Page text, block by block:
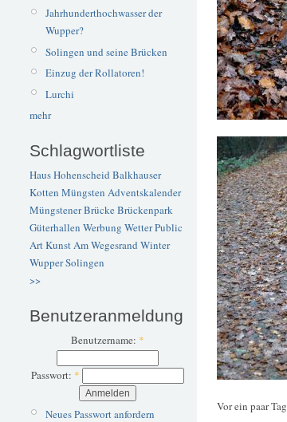
Jahrhunderthochwasser der
Wupper?
Solingen und seine Brücken
Einzug der Rollatoren!
Lurchi
mehr
Schlagwortliste
Haus Hohenscheid Balkhauser
Kotten Müngsten Adventskalender
Müngstener BrückeBrückenpark
Güterhallen Werbung WetterPublic
ArtKunstAm Wegesrand Winter
WupperSolingen
>>
Benutzeranmeldung
Benutzername: *
Passwort: *
Neues Passwort anfordern
Vor ein paar